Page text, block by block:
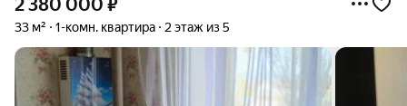
2 380 000 ₽
33 м² 1-комн. квартира 2 этаж из 5